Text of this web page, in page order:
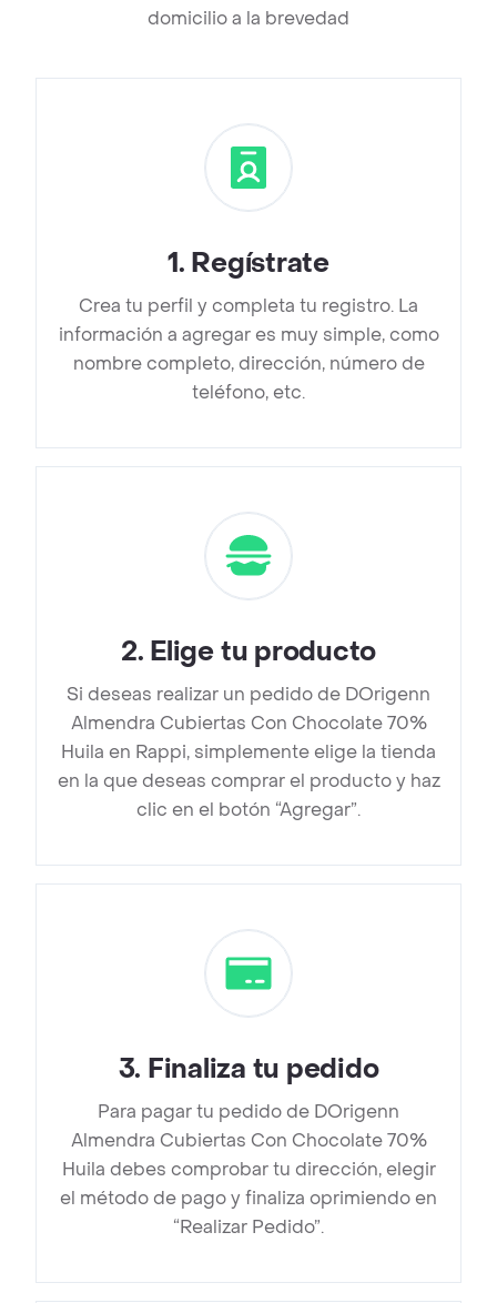
domicilio a la brevedad
1. Regístrate
Crea tu perfil y completa tu registro. La
información a agregar es muy simple, como
nombre completo, dirección, número de
teléfono, etc.
2. Elige tu producto
Si deseas realizar un pedido de DOrigenn
Almendra Cubiertas Con Chocolate 70%
Huila en Rappi, simplemente elige la tienda
en la que deseas comprar el producto y haz
clic en el botón “Agregar”.
3. Finaliza tu pedido
Para pagar tu pedido de DOrigenn
Almendra Cubiertas Con Chocolate 70%
Huila debes comprobar tu dirección, elegir
el método de pago y finaliza oprimiendo en
“Realizar Pedido”.